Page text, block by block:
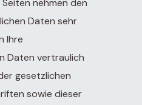
nehmen den
Daten sehr
Ihre
Daten vertraulich
gesetzlichen
sowie dieser